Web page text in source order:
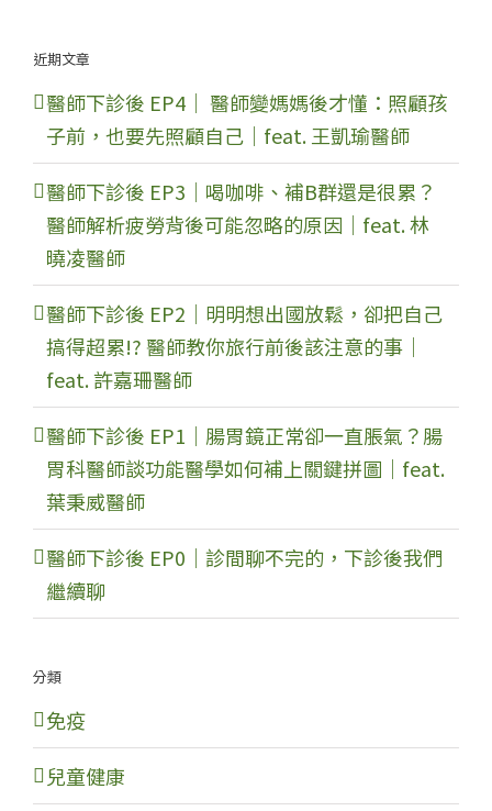
近期文章
醫師下診後 EP4｜ 醫師變媽媽後才懂：照顧孩
子前，也要先照顧自己｜feat. 王凱瑜醫師
醫師下診後 EP3｜喝咖啡、補B群還是很累？
醫師解析疲勞背後可能忽略的原因｜feat. 林
曉凌醫師
醫師下診後 EP2｜明明想出國放鬆，卻把自己
搞得超累!? 醫師教你旅行前後該注意的事｜
feat. 許嘉珊醫師
醫師下診後 EP1｜腸胃鏡正常卻一直脹氣？腸
胃科醫師談功能醫學如何補上關鍵拼圖｜feat.
葉秉威醫師
醫師下診後 EP0｜診間聊不完的，下診後我們
繼續聊
分類
免疫
兒童健康